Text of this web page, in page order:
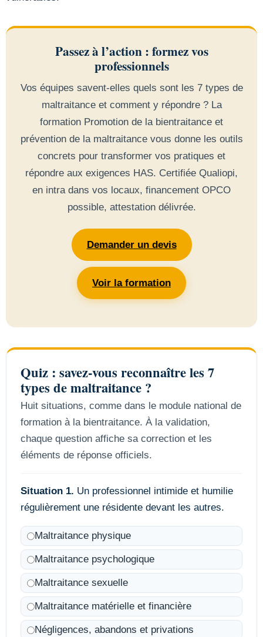
Passez à l’action : formez vos
professionnels
Vos équipes savent-elles quels sont les 7 types de
maltraitance et comment y répondre ? La
formation Promotion de la bientraitance et
prévention de la maltraitance vous donne les outils
concrets pour transformer vos pratiques et
répondre aux exigences HAS. Certifiée Qualiopi,
en intra dans vos locaux, financement OPCO
possible, attestation délivrée.
Demander un devis
Voir la formation
Quiz : savez-vous reconnaître les 7
types de maltraitance ?
Huit situations, comme dans le module national de
formation à la bientraitance. À la validation,
chaque question affiche sa correction et les
éléments de réponse officiels.
Situation 1. Un professionnel intimide et humilie
régulièrement une résidente devant les autres.
Maltraitance physique
Maltraitance psychologique
Maltraitance sexuelle
Maltraitance matérielle et financière
Négligences, abandons et privations